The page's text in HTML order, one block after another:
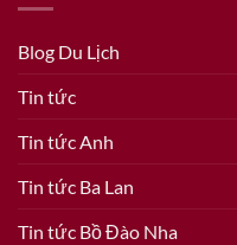
Blog Du Lịch
Tin tức
Tin tức Anh
Tin tức Ba Lan
Tin tức Bồ Đào Nha